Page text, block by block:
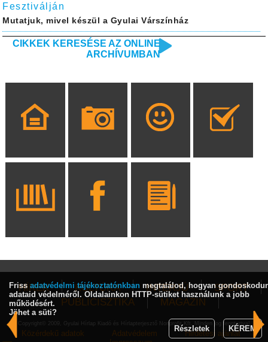
Fesztiválján
Mutatjuk, mivel készül a Gyulai Várszínház
CIKKEK KERESÉSE AZ ONLINE
ARCHÍVUMBAN
HÍREK KULTÚRA INTERJÚ
SPORT
PUBLICISZTIKA
MAGAZIN
Copyright© 2009, Gyulai Hírlap Kiadó és Hírlapterjesztő Nonprofit Kft. Minden jog fenntartva!
Közérdekű adatok Adatvédelem
Hirdetési ajánlat
Friss adatvédelmi tájékoztatónkban megtalálod, hogyan
adataid védelméről. Oldalainkon HTTP-sütiket használunk a jobb
működésért.
Jöhet a süti?
Részletek
KÉREM